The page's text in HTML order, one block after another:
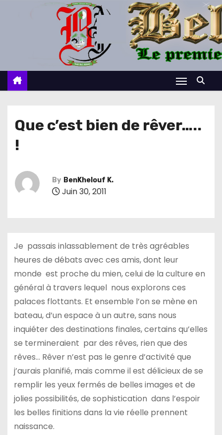
c
Que c’est bien de rêver…..
!
By BenKhelouf K.
Juin 30, 2011
Je passais inlassablement de très agréables
heures de débats avec ces amis, dont leur
monde est proche du mien, celui de la culture en
général à travers lequel nous explorons ces
palaces flottants. Et ensemble l’on se mène en
bateau, d’un espace à un autre, sans nous
inquiéter des destinations finales, certains qu’elles
se termineraient par des rêves, rien que des
rêves… Rêver n’est pas le genre d’activité que
j’aurais planifié, mais comme il est délicieux de se
remplir les yeux fermés de belles images et de
jolies possibilités, de sophistication dans l’espoir
les belles finitions dans la vie réelle prennent
naissance.